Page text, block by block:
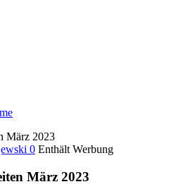
0 Enthält Werbung
März 2023